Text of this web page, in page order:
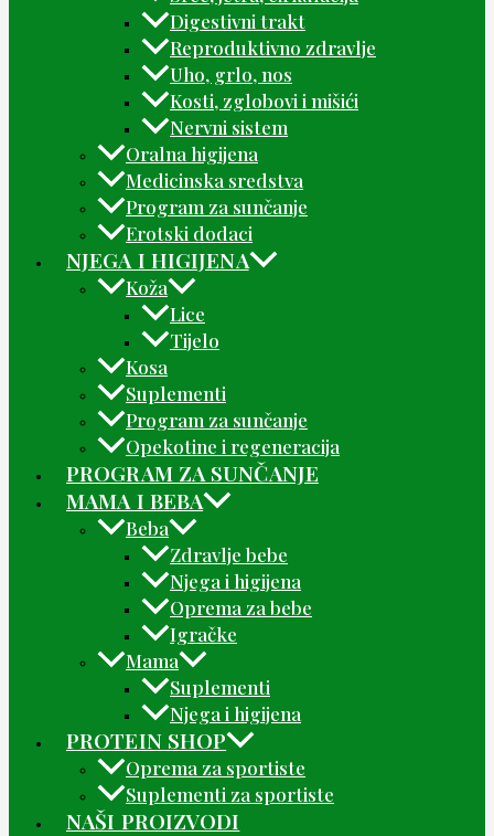
Digestivni trakt
Reproduktivno zdravlje
Uho, grlo, nos
Kosti, zglobovi i mišići
Nervni sistem
Oralna higijena
Medicinska sredstva
Program za sunčanje
Erotski dodaci
NJEGA I HIGIJENA
Koža
Lice
Tijelo
Kosa
Suplementi
Program za sunčanje
Opekotine i regeneracija
PROGRAM ZA SUNČANJE
MAMA I BEBA
Beba
Zdravlje bebe
Njega i higijena
Oprema za bebe
Igračke
Mama
Suplementi
Njega i higijena
PROTEIN SHOP
Oprema za sportiste
Suplementi za sportiste
NAŠI PROIZVODI